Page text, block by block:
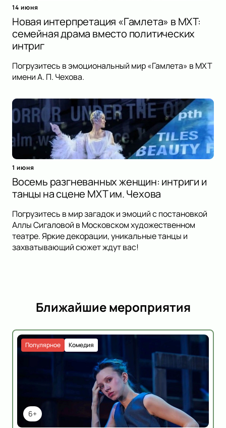
14 июня
Новая интерпретация «Гамлета» в МХТ:
семейная драма вместо политических
интриг
Погрузитесь в эмоциональный мир «Гамлета» в МХТ
имени А. П. Чехова.
1 июня
Восемь разгневанных женщин: интриги и
танцы на сцене МХТ им. Чехова
Погрузитесь в мир загадок и эмоций с постановкой
Аллы Сигаловой в Московском художественном
театре. Яркие декорации, уникальные танцы и
захватывающий сюжет ждут вас!
Ближайшие мероприятия
6+
Комедия
Популярное